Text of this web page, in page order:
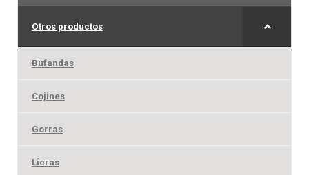
Otros productos
Otros productos
Bufandas
Cojines
Gorras
Licras